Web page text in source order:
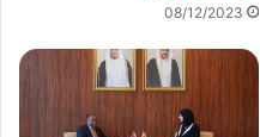
08/12/2023